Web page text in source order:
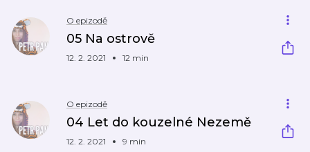
O epizodě
05 Na ostrově
12. 2. 2021 12 min
O epizodě
04 Let do kouzelné Nezemě
12. 2. 2021 9 min